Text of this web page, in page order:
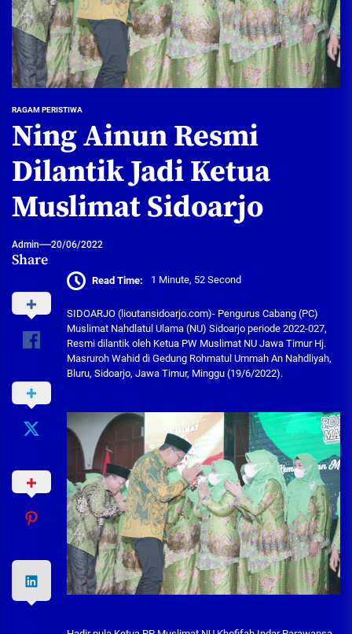
RAGAM PERISTIWA
Ning Ainun Resmi
Dilantik Jadi Ketua
Muslimat Sidoarjo
Admin 20/06/2022
Share
Read Time: 1 Minute, 52 Second
SIDOARJO (lioutansidoarjo.com)- Pengurus Cabang (PC)
Muslimat Nahdlatul Ulama (NU) Sidoarjo periode 2022-027,
Resmi dilantik oleh Ketua PW Muslimat NU Jawa Timur Hj.
Masruroh Wahid di Gedung Rohmatul Ummah An Nahdliyah,
Bluru, Sidoarjo, Jawa Timur, Minggu (19/6/2022).